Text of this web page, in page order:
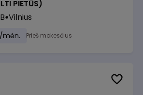
PIETŪS)
Vilnius
mėn. Prieš mokesčius